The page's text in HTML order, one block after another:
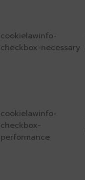
cookielawinfo-
checkbox-necessary
cookielawinfo-
checkbox-
performance